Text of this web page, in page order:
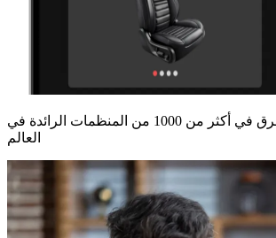
موثوق بها من قبل فرق في أكثر من 1000 من المنظمات الرائدة في
العالم